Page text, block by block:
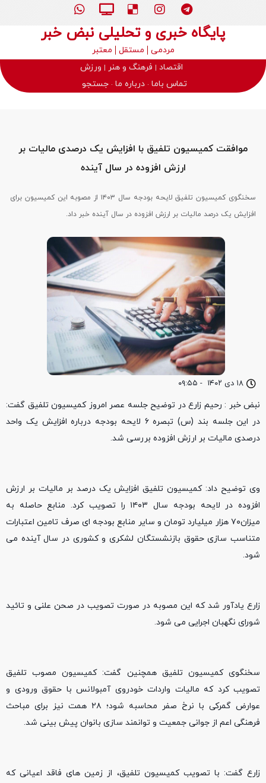
پایگاه خبری و تحلیلی نبض خبر
مردمی مستقل
معتبر
اقتصاد
فرهنگ و هنر
ورزش
تماس باما درباره ما جستجو
۱۸ دی ۱۴۰۲ - ۰۹:۵۵
موافقت کمیسیون تلفیق با افزایش یک درصدی مالیات بر
ارزش افزوده در سال آینده
سخنگوی کمیسیون تلفیق لایحه بودجه سال ۱۴۰۳ از مصوبه این کمیسیون برای
افزایش یک درصد مالیات بر ارزش افزوده در سال آینده خبر داد.
نبض خبر : رحیم زارع در توضیح جلسه عصر امروز کمیسیون تلفیق گفت:
در این جلسه بند (س) تبصره ۶ لایحه بودجه درباره افزایش یک واحد
درصدی مالیات بر ارزش افزوده بررسی شد.
وی‌ توضیح داد: کمیسیون تلفیق افزایش یک درصد بر مالیات بر ارزش
افزوده در لایحه بودجه سال ۱۴۰۳ را تصویب کرد. منابع حاصله به
میزان۷۰ هزار میلیارد تومان و سایر منابع بودجه ای صرف تامین اعتبارات
متناسب سازی حقوق بازنشستگان لشکری و کشوری در سال آینده می
شود.
زارع یادآور شد که این مصوبه در صورت تصویب در صحن علنی و تائید
شورای نگهبان اجرایی می شود.
سخنگوی کمیسیون تلفیق همچنین گفت: کمیسیون مصوب تلفیق
تصویب کرد که مالیات واردات خودروی آمبولانس با حقوق ورودی و
عوارض گمرکی با نرخ صفر محاسبه شود؛ ۲۸ همت نیز برای مباحث
فرهنگی اعم از جوانی جمعیت و توانمند سازی بانوان پیش بینی شد.
زارع گفت: با تصویب کمیسیون تلفیق، از زمین های فاقد اعیانی که